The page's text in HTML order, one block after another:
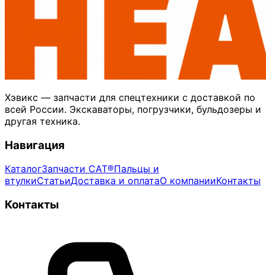
Хэвикс — запчасти для спецтехники с доставкой по
всей России. Экскаваторы, погрузчики, бульдозеры и
другая техника.
Навигация
КаталогЗапчасти CAT®Пальцы и
втулкиСтатьиДоставка и оплатаО компанииКонтакты
Контакты